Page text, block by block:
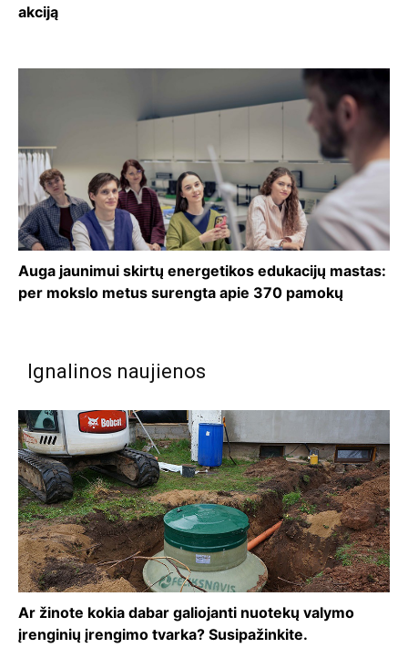
akciją
Auga jaunimui skirtų energetikos edukacijų mastas:
per mokslo metus surengta apie 370 pamokų
Ignalinos naujienos
Ar žinote kokia dabar galiojanti nuotekų valymo
įrenginių įrengimo tvarka? Susipažinkite.